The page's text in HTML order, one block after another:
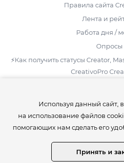
Правила сайта
Лента и
Работа дня /
Опросы
⚡️Как получить статусы Creator,
CreativoPro
Уроков: 4
Работ
Используя данный сайт,
на использование файлов
помогающих нам сделать его
Принять и